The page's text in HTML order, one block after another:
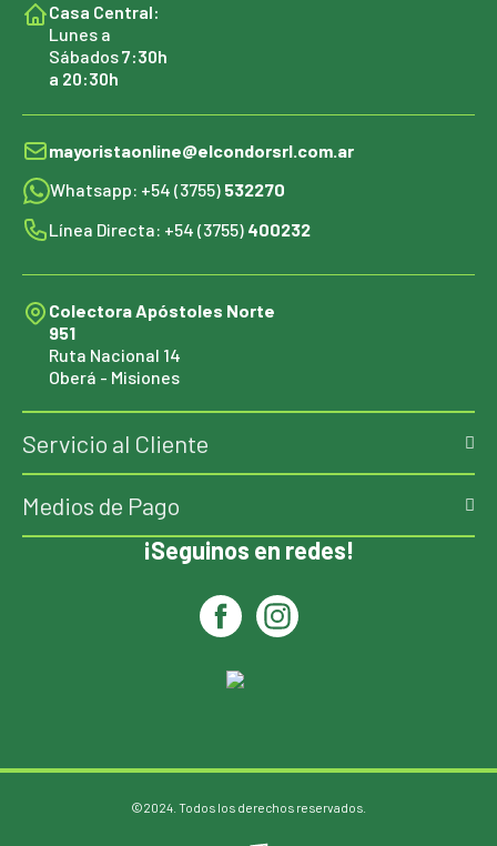
Casa Central:
Lunes a
Sábados7:30h
a 20:30h
mayoristaonline@elcondorsrl.com.ar
Whatsapp: +54 (3755) 532270
Línea Directa: +54 (3755) 400232
Colectora Apóstoles Norte
951
Ruta Nacional 14
Oberá - Misiones
Servicio al Cliente
Medios de Pago
¡Seguinos en redes!
©2024. Todos los derechos reservados.